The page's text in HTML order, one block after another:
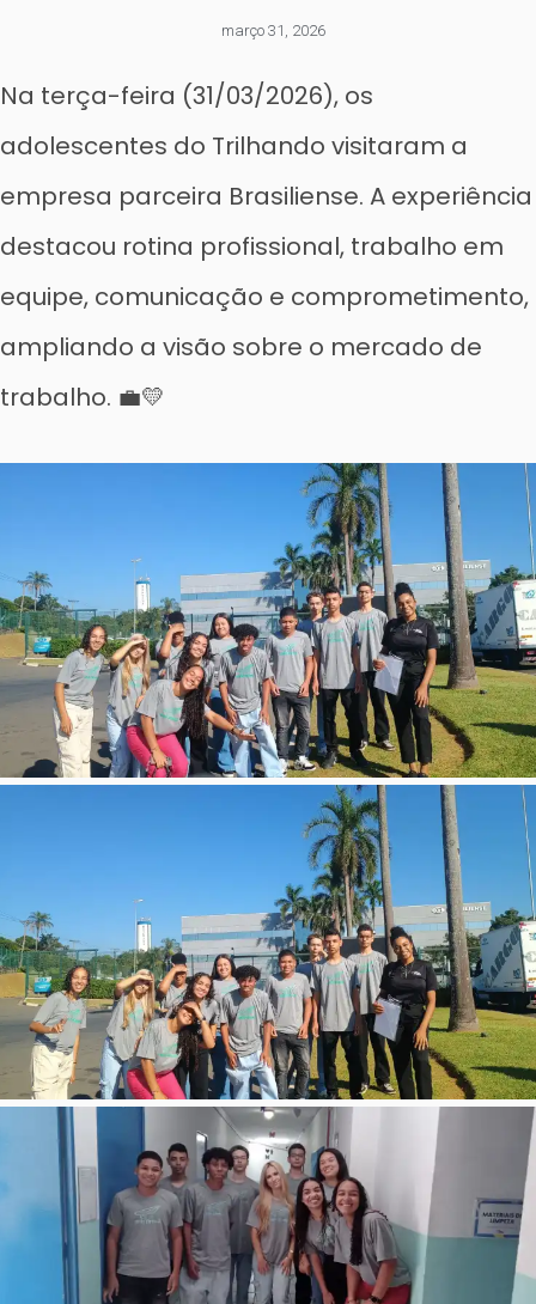
março 31, 2026
Na terça-feira (31/03/2026), os
adolescentes do Trilhando visitaram a
empresa parceira Brasiliense. A experiência
destacou rotina profissional, trabalho em
equipe, comunicação e comprometimento,
ampliando a visão sobre o mercado de
trabalho. 💼💛